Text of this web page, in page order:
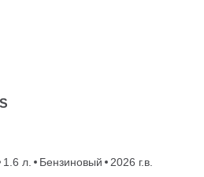
1.6 л. Бензиновый
2026 г.в.